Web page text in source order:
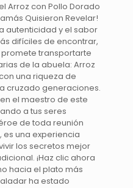
Arroz con Pollo Dorado
Quisieron Revelar!
autenticidad y el sabor
difíciles de encontrar,
transportarte
de la abuela: Arroz
una riqueza de
cruzado generaciones.
el maestro de este
a tus seres
de toda reunión
es una experiencia
los secretos mejor
¡Haz clic ahora
hacia el plato más
ha estado